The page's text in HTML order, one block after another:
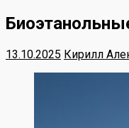
13.10.2025 Кирилл